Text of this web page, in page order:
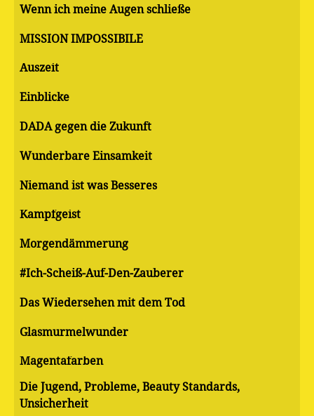
Wenn ich meine Augen schließe
MISSION IMPOSSIBILE
Auszeit
Einblicke
DADA gegen die Zukunft
Wunderbare Einsamkeit
Niemand ist was Besseres
Kampfgeist
Morgendämmerung
#Ich-Scheiß-Auf-Den-Zauberer
Das Wiedersehen mit dem Tod
Glasmurmelwunder
Magentafarben
Die Jugend, Probleme, Beauty Standards,
Unsicherheit